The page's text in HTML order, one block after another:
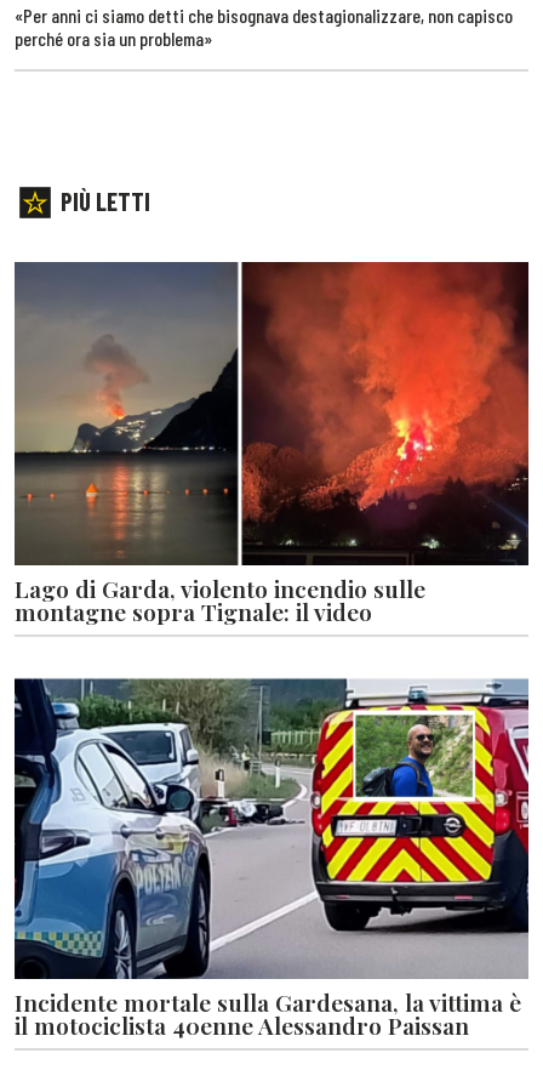
«Per anni ci siamo detti che bisognava destagionalizzare, non capisco
perché ora sia un problema»
PIÙ LETTI
Lago di Garda, violento incendio sulle
montagne sopra Tignale: il video
Incidente mortale sulla Gardesana, la vittima è
il motociclista 40enne Alessandro Paissan